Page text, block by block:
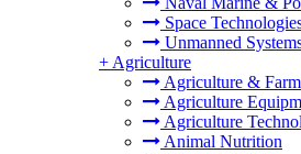
Space
Unmanned
+ Agriculture
Agriculture &
Agriculture
Agriculture
Animal Nutrition